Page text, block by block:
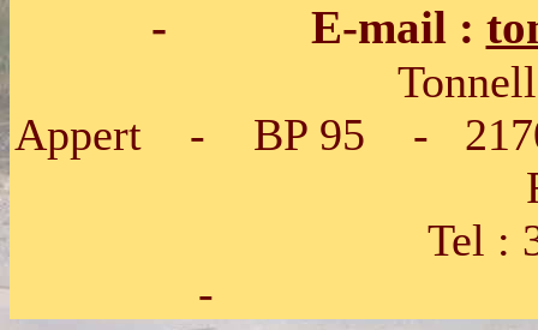
- E-mail :
Tonnellerie
Appert - BP 95 - 21703
Tel :
- Fax :